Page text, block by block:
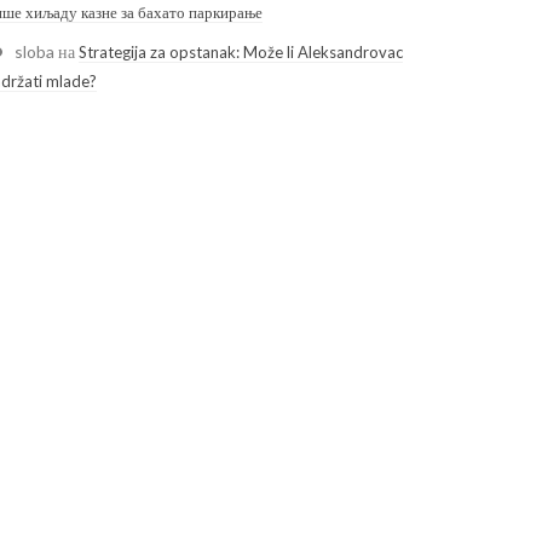
хиљаду казне за бахато паркирање
sloba наStrategija za opstanak: Može li Aleksandrovac
mlade?